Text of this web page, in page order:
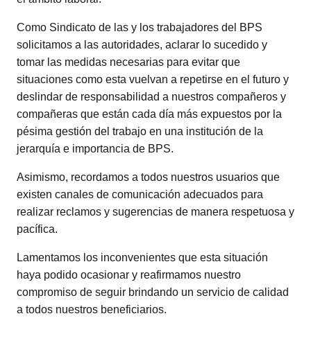
Como Sindicato de las y los trabajadores del BPS
solicitamos a las autoridades, aclarar lo sucedido y
tomar las medidas necesarias para evitar que
situaciones como esta vuelvan a repetirse en el futuro y
deslindar de responsabilidad a nuestros compañeros y
compañeras que están cada día más expuestos por la
pésima gestión del trabajo en una institución de la
jerarquía e importancia de BPS.
Asimismo, recordamos a todos nuestros usuarios que
existen canales de comunicación adecuados para
realizar reclamos y sugerencias de manera respetuosa y
pacífica.
Lamentamos los inconvenientes que esta situación
haya podido ocasionar y reafirmamos nuestro
compromiso de seguir brindando un servicio de calidad
a todos nuestros beneficiarios.